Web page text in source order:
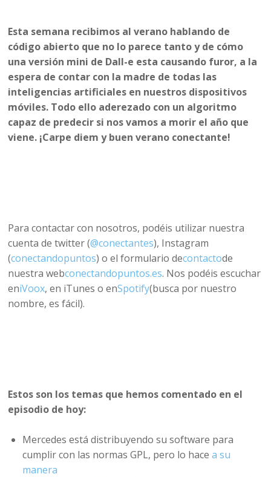
Esta semana recibimos al verano hablando de
código abierto que no lo parece tanto y de cómo
una versión mini de Dall-e esta causando furor, a la
espera de contar con la madre de todas las
inteligencias artificiales en nuestros dispositivos
móviles. Todo ello aderezado con un algoritmo
capaz de predecir si nos vamos a morir el año que
viene. ¡Carpe diem y buen verano conectante!
Para contactar con nosotros, podéis utilizar nuestra
cuenta de twitter (@conectantes), Instagram
(conectandopuntos) o el formulario decontactode
nuestra webconectandopuntos.es. Nos podéis escuchar
eniVoox, en iTunes o enSpotify(busca por nuestro
nombre, es fácil).
Estos son los temas que hemos comentado en el
episodio de hoy:
Mercedes está distribuyendo su software para
cumplir con las normas GPL, pero lo hacea su
manera